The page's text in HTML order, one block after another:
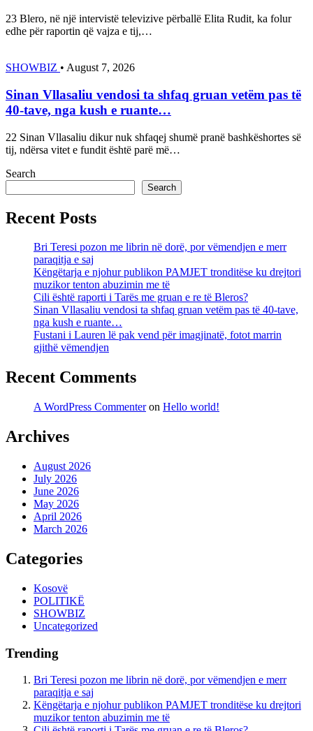
23 Blero, në një intervistë televizive përballë Elita Rudit, ka folur
edhe për raportin që vajza e tij,…
SHOWBIZ • August 7, 2026
Sinan Vllasaliu vendosi ta shfaq gruan vetëm pas të
40-tave, nga kush e ruante…
22 Sinan Vllasaliu dikur nuk shfaqej shumë pranë bashkëshortes së
tij, ndërsa vitet e fundit është parë më…
Search
Search
Recent Posts
Bri Teresi pozon me librin në dorë, por vëmendjen e merr
paraqitja e saj
Këngëtarja e njohur publikon PAMJET tronditëse ku drejtori
muzikor tenton abuzimin me të
Cili është raporti i Tarës me gruan e re të Bleros?
Sinan Vllasaliu vendosi ta shfaq gruan vetëm pas të 40-tave,
nga kush e ruante…
Fustani i Lauren lë pak vend për imagjinatë, fotot marrin
gjithë vëmendjen
Recent Comments
A WordPress Commenteron Hello world!
Archives
August 2026
July 2026
June 2026
May 2026
April 2026
March 2026
Categories
Kosovë
POLITIKË
SHOWBIZ
Uncategorized
Trending
Bri Teresi pozon me librin në dorë, por vëmendjen e merr
paraqitja e saj
Këngëtarja e njohur publikon PAMJET tronditëse ku drejtori
muzikor tenton abuzimin me të